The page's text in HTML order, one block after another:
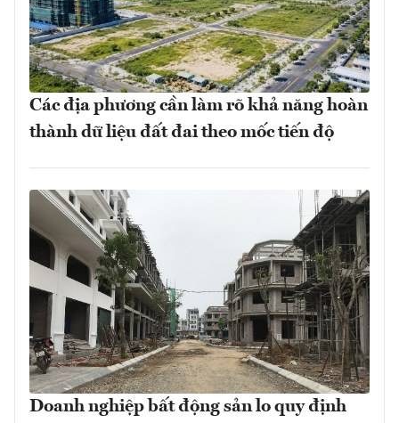
Các địa phương cần làm rõ khả năng hoàn
thành dữ liệu đất đai theo mốc tiến độ
Doanh nghiệp bất động sản lo quy định